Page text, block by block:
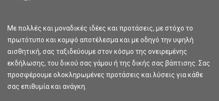
Με πολλές και μοναδικές ιδέες και προτάσεις, με στόχο το
πρωτότυπο και κομψό αποτέλεσμα και με οδηγό την υψηλή
αισθητική, σας ταξιδεύουμε στον κόσμο της ονειρεμένης
εκδήλωσης, του δικού σας γάμου ή της δικής σας βάπτισης. Σας
προσφέρουμε ολοκληρωμένες προτάσεις και λύσεις για κάθε
σας επιθυμία και ανάγκη.